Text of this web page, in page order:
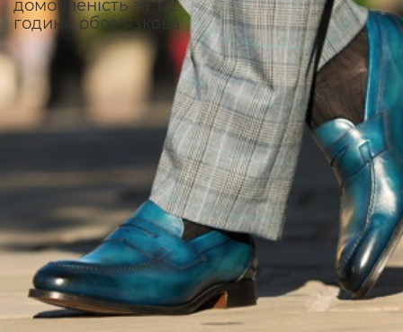
домовленість за 1-2
години обов'язкова